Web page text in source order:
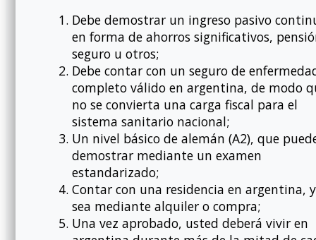
Debe demostrar un ingreso pasivo
en forma de ahorros significativos,
seguro u otros;
Debe contar con un seguro de
completo válido en argentina, de modo
no se convierta una carga fiscal para el
sistema sanitario nacional;
Un nivel básico de alemán (A2), que
demostrar mediante un examen
estandarizado;
Contar con una residencia en argentina,
sea mediante alquiler o compra;
Una vez aprobado, usted deberá vivir en